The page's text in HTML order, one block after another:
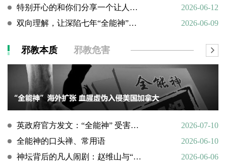
特别开心的和你们分享一个让人欣慰的好消息
2026-06-12
双向理解，让深陷七年“全能神”的母亲彻底醒悟
2026-06-09
邪教本质 邪教危害
英政府官方发文：“全能神” 受害说辞不实，英国拒为邪教提供庇护
2026-07-10
全能神的口头禅、常用语
2026-06-10
神坛背后的凡人闹剧：赵维山与“女基督”杨向斌的隐秘家庭史
2026-06-06